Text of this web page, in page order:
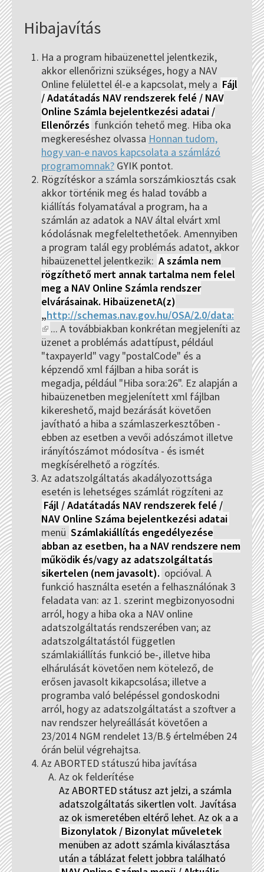
Hibajavítás
Ha a program hibaüzenettel jelentkezik,
akkor ellenőrizni szükséges, hogy a NAV
Online felülettel él-e a kapcsolat, mely a Fájl
/ Adatátadás NAV rendszerek felé / NAV
Online Számla bejelentkezési adatai /
Ellenőrzés funkción tehető meg. Hiba oka
megkereséshez olvassa Honnan tudom,
hogy van-e navos kapcsolata a számlázó
programomnak? GYIK pontot.
Rögzítéskor a számla sorszámkiosztás csak
akkor történik meg és halad tovább a
kiállítás folyamatával a program, ha a
számlán az adatok a NAV által elvárt xml
kódolásnak megfeleltethetőek. Amennyiben
a program talál egy problémás adatot, akkor
hibaüzenettel jelentkezik: A számla nem
rögzíthető mert annak tartalma nem felel
meg a NAV Online Számla rendszer
elvárásainak. HibaüzenetA(z)
„http://schemas.nav.gov.hu/OSA/2.0/data:
(link is external)
... A továbbiakban konkrétan megjeleníti az
üzenet a problémás adattípust, például
"taxpayerId" vagy "postalCode" és a
képzendő xml fájlban a hiba sorát is
megadja, például "Hiba sora:26". Ez alapján a
hibaüzenetben megjelenített xml fájlban
kikereshető, majd bezárását követően
javítható a hiba a számlaszerkesztőben -
ebben az esetben a vevői adószámot illetve
irányítószámot módosítva - és ismét
megkísérelhető a rögzítés.
Az adatszolgáltatás akadályozottsága
esetén is lehetséges számlát rögzíteni az
Fájl / Adatátadás NAV rendszerek felé /
NAV Online Száma bejelentkezési adatai
menü Számlakiállítás engedélyezése
abban az esetben, ha a NAV rendszere nem
működik és/vagy az adatszolgáltatás
sikertelen (nem javasolt). opcióval. A
funkció használta esetén a felhasználónak 3
feladata van: az 1. szerint megbizonyosodni
arról, hogy a hiba oka a NAV online
adatszolgáltatás rendszerében van; az
adatszolgáltatástól független
számlakiállítás funkció be-, illetve hiba
elhárulását követően nem kötelező, de
erősen javasolt kikapcsolása; illetve a
programba való belépéssel gondoskodni
arról, hogy az adatszolgáltatást a szoftver a
nav rendszer helyreállását követően a
23/2014 NGM rendelet 13/B.§ értelmében 24
órán belül végrehajtsa.
Az ABORTED státuszú hiba javítása
Az ok felderítése
Az ABORTED státusz azt jelzi, a számla
adatszolgáltatás sikertlen volt. Javítása
az ok ismeretében eltérő lehet. Az ok a a
Bizonylatok / Bizonylat műveletek
menüben az adott számla kiválasztása
után a táblázat felett jobbra található